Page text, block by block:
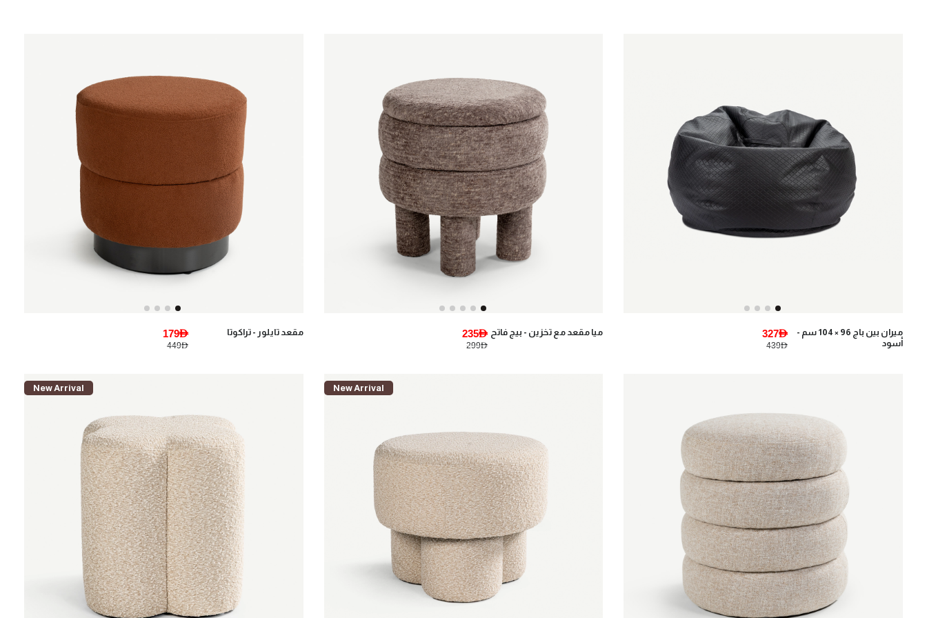
ميران بين باج 96 × 104 سم -
أسود
327AED
439AED
ميا مقعد مع تخزين - بيج فاتح 235AED
299AED
مقعد تايلور - تراكوتا 179AED
449AED
New Arrival
New Arrival